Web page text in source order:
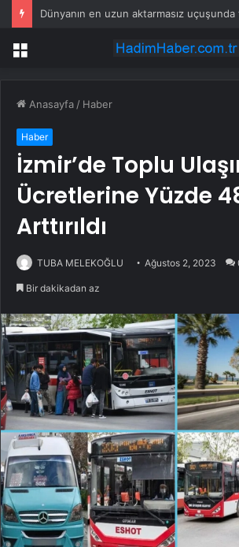
Menü
Anasayfa / Haber
Haber
İzmir’de Toplu
Ücretlerine Yüzde
Arttırıldı
TUBA MELEKOĞLU Ağustos 2, 2023
Bir dakikadan az